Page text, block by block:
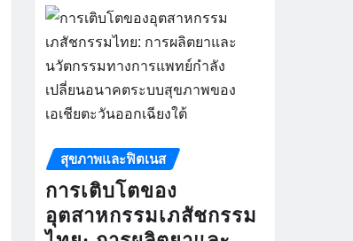
สุขภาพและฟิตเนส
การเติบโตของ
อุตสาหกรรมเภสัชกรรม